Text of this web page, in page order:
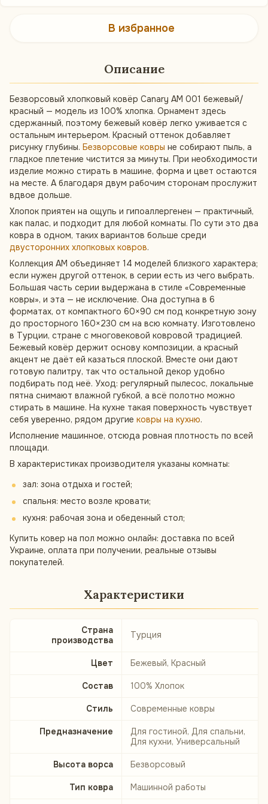
В избранное
Описание
Безворсовый хлопковый ковёр Canary AM 001 бежевый/
красный — модель из 100% хлопка. Орнамент здесь
сдержанный, поэтому бежевый ковёр легко уживается с
остальным интерьером. Красный оттенок добавляет
рисунку глубины. Безворсовые ковры не собирают пыль, а
гладкое плетение чистится за минуты. При необходимости
изделие можно стирать в машине, форма и цвет остаются
на месте. А благодаря двум рабочим сторонам прослужит
вдвое дольше.
Хлопок приятен на ощупь и гипоаллергенен — практичный,
как палас, и подходит для любой комнаты. По сути это два
ковра в одном, таких вариантов больше среди
двусторонних хлопковых ковров.
Коллекция AM объединяет 14 моделей близкого характера;
если нужен другой оттенок, в серии есть из чего выбрать.
Большая часть серии выдержана в стиле «Современные
ковры», и эта — не исключение. Она доступна в 6
форматах, от компактного 60×90 см под конкретную зону
до просторного 160×230 см на всю комнату. Изготовлено
в Турции, стране с многовековой ковровой традицией.
Бежевый ковёр держит основу композиции, а красный
акцент не даёт ей казаться плоской. Вместе они дают
готовую палитру, так что остальной декор удобно
подбирать под неё. Уход: регулярный пылесос, локальные
пятна снимают влажной губкой, а всё полотно можно
стирать в машине. На кухне такая поверхность чувствует
себя уверенно, рядом другие ковры на кухню.
Исполнение машинное, отсюда ровная плотность по всей
площади.
В характеристиках производителя указаны комнаты:
зал: зона отдыха и гостей;
спальня: место возле кровати;
кухня: рабочая зона и обеденный стол;
Купить ковер на пол можно онлайн: доставка по всей
Украине, оплата при получении, реальные отзывы
покупателей.
Характеристики
Страна
производства
Турция
Цвет Бежевый, Красный
Состав 100% Хлопок
Стиль Современные ковры
Предназначение
Для гостиной, Для спальни,
Для кухни, Универсальный
Высота ворса Безворсовый
Тип ковра Машинной работы